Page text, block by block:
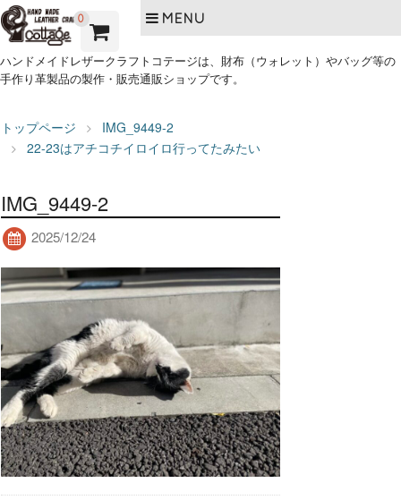
0 MENU
ハンドメイドレザークラフトコテージは、財布（ウォレット）やバッグ等の
手作り革製品の製作・販売通販ショップです。
トップページ
IMG_9449-2
22-23はアチコチイロイロ行ってたみたい
IMG_9449-2
2025/12/24